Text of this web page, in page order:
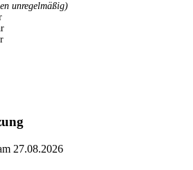
unregelmäßig)
27.08.2026